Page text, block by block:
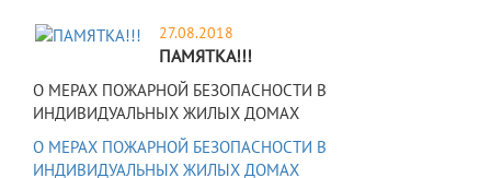
27.08.2018
ПАМЯТКА!!!
О МЕРАХ ПОЖАРНОЙ БЕЗОПАСНОСТИ В
ИНДИВИДУАЛЬНЫХ ЖИЛЫХ ДОМАХ
О МЕРАХ ПОЖАРНОЙ БЕЗОПАСНОСТИ В
ИНДИВИДУАЛЬНЫХ ЖИЛЫХ ДОМАХ